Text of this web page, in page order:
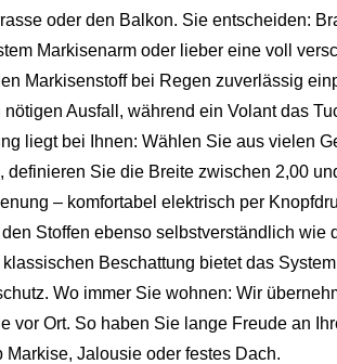
oder den Balkon. Sie entscheiden:
Markisenarm oder lieber eine voll
Markisenstoff bei Regen zuverlässig
Ausfall, während ein Volant das
liegt bei Ihnen: Wählen Sie aus vielen
definieren Sie die Breite zwischen 2,00
– komfortabel elektrisch per
Stoffen ebenso selbstverständlich wie
Beschattung bietet das
Wo immer Sie wohnen: Wir
vor Ort. So haben Sie lange Freude an
Jalousie oder festes Dach.